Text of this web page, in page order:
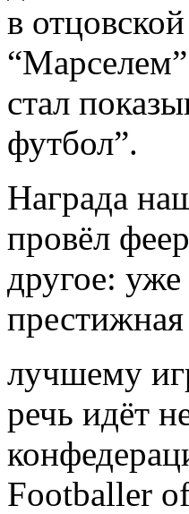
в
стал
футбол”.
Награда
провёл
другое:
лучшему
речь идёт
Footballer